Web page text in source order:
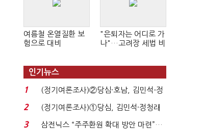
여름철 온열질환 보
험으로 대비
"은퇴자는 어디로 가
나"…고려장 세법 비
인기뉴스
1
(정기여론조사)②당심·호남, 김민석-정
청래 '초접전'...
2
(정기여론조사)①당심, 김민석·정청래
'초접전'…대통령 ...
3
삼전닉스 “주주환원 확대 방안 마련”…